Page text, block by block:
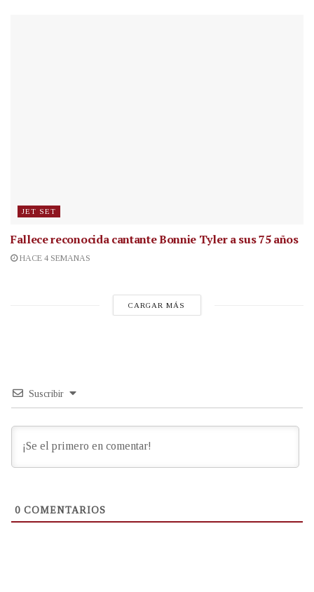
JET SET
Fallece reconocida cantanteBonnie Tyler a sus 75 años
HACE 4 SEMANAS
CARGAR MÁS
Suscribir
0 COMENTARIOS